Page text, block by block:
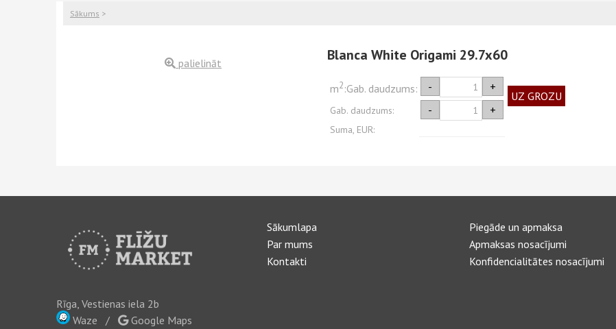
Sākums >
palielināt Blanca White Origami 29.7x60
m2:Gab. daudzums: - +
Gab. daudzums: - +
Suma, EUR:
UZ GROZU
Rīga, Vestienas iela 2b
Waze /
Google Maps
Sākumlapa
Par mums
Kontakti
Piegāde un apmaksa
Apmaksas nosacījumi
Konfidencialitātes nosacījumi